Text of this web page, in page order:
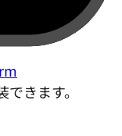
きます。